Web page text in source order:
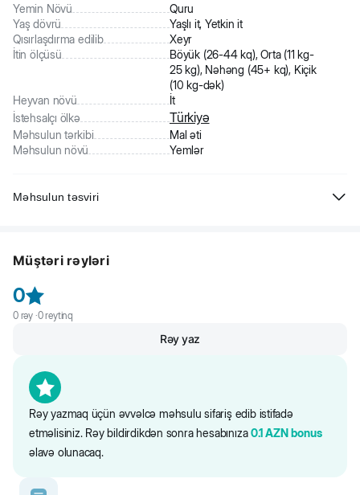
Yemin Növü
Quru
Yaş dövrü
Yaşlı it, Yetkin it
Qısırlaşdırma edilib
Xeyr
İtin ölçüsü
Böyük (26-44 kq), Orta (11 kg-
25 kg), Nəhəng (45+ kq), Kiçik
(10 kg-dək)
Heyvan növü
İt
İstehsalçı ölkə
Türkiyə
Məhsulun tərkibi
Mal əti
Məhsulun növü
Yemlər
Məhsulun təsviri
Tərkibi: mal əti zülalları (dehidratlaşdırılmış), heyvan zülalları
(dehidratlaşdırılmış), qarğıdalı, toyuq piyi, düyü, çuğundur lətisi,
dadverici qaraciyər, quru pendir suyu, vitaminlər və minerallar, ksilo-
oliqosaxaridlər, pivə mayası, L-karnitin, kətan toxumları, duz, yukka,
üçündür. Bütün məhsul məlumatları birbaşa qablaşdırmada təqdim
olunur.
Müştəri rəyləri
0
0rəy ·0reytinq
Rəy yazmaq üçün əvvəlcə məhsulu sifariş edib istifadə
etməlisiniz. Rəy bildirdikdən sonra hesabınıza0.1 AZN bonus
əlavə olunacaq.
Rəy yaz